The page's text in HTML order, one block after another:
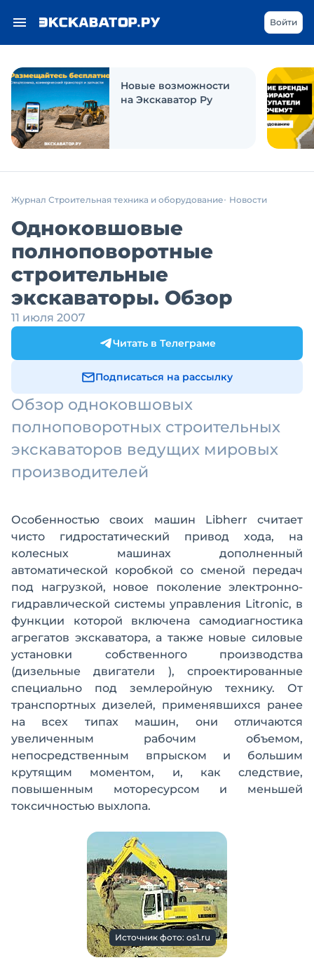
Войти
Новые возможности
на Экскаватор Ру
Журнал Строительная техника и оборудование Новости
Одноковшовые
полноповоротные
строительные
экскаваторы. Обзор
11 июля 2007
Читать в Телеграме
Подписаться на рассылку
Обзор одноковшовых
полноповоротных строительных
экскаваторов ведущих мировых
производителей
Особенностью своих машин Libherr считает
чисто гидростатический привод хода, на
колесных машинах дополненный
автоматической коробкой со сменой передач
под нагрузкой, новое поколение электронно-
гидравлической системы управления Litronic, в
функции которой включена самодиагностика
агрегатов экскаватора, а также новые силовые
установки собственного производства
(дизельные двигатели ), спроектированные
специально под землеройную технику. От
транспортных дизелей, применявшихся ранее
на всех типах машин, они отличаются
увеличенным рабочим объемом,
непосредственным впрыском и большим
крутящим моментом, и, как следствие,
повышенным моторесурсом и меньшей
токсичностью выхлопа.
Источник фото: os1.ru